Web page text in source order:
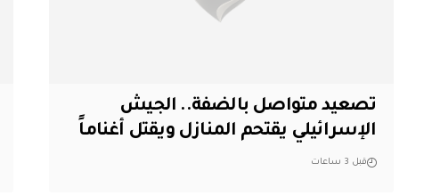
تصعيد متواصل بالضفة.. الجيش
الإسرائيلي يقتحم المنازل ويقتل أغناماً
قبل 3 ساعات